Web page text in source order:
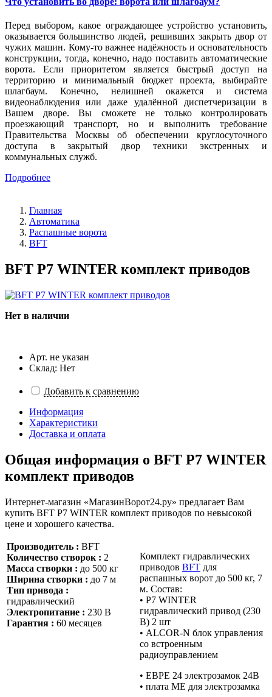
Перед выбором, какое ограждающее устройство установить,
оказывается большинство людей, решивших закрыть двор от
чужих машин. Кому-то важнее надёжность и основательность
конструкции, тогда, конечно, надо поставить автоматические
ворота. Если приоритетом является быстрый доступ на
территорию и минимальный бюджет проекта, выбирайте
шлагбаум. Конечно, нелишней окажется и система
видеонаблюдения или даже удалённой диспетчеризации в
Вашем дворе. Вы сможете не только контролировать
проезжающий транспорт, но и выполнить требование
Правительства Москвы об обеспечении круглосуточного
доступа в закрытый двор техники экстренных и
коммунальных служб.
Подробнее
Главная
Автоматика
Распашные ворота
BFT
BFT P7 WINTER комплект приводов
Нет в наличии
Арт. не указан
Склад: Нет
Добавить к сравнению
Информация
Характеристики
Доставка и оплата
Общая информация о BFT P7 WINTER
комплект приводов
Интернет-магазин «МагазинВорот24.ру» предлагает Вам
купить BFT P7 WINTER комплект приводов по невысокой
цене и хорошего качества.
Производитель : BFT
Количество створок : 2
Масса створки : до 500 кг
Ширина створки : до 7 м
Тип привода :
гидравлический
Электропитание : 230 В
Гарантия : 60 месяцев
Комплект гидравлических
приводов BFT для
распашных ворот до 500 кг, 7
м. Состав:
• P7 WINTER
гидравлический привод (230
В) 2 шт
• ALCOR-N блок управления
со встроенным
радиоуправлением
• ЕВРЕ 24 электрозамок 24В
• плата ME для электрозамка